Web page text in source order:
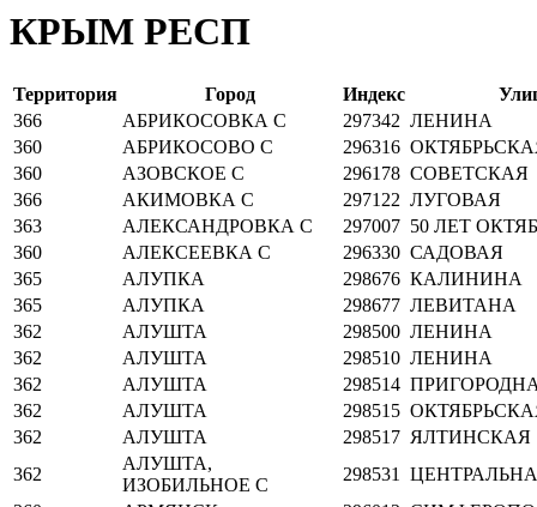
КРЫМ РЕСП
Территория Город Индекс
366
АБРИКОСОВКА С 297342 ЛЕНИНА
360
АБРИКОСОВО С 296316
360
АЗОВСКОЕ С 296178 СОВЕТСКАЯ
366
АКИМОВКА С 297122 ЛУГОВАЯ
363
АЛЕКСАНДРОВКА С 297007 50 ЛЕТ
360
АЛЕКСЕЕВКА С 296330 САДОВАЯ
365
АЛУПКА 298676 КАЛИНИНА
365
АЛУПКА 298677 ЛЕВИТАНА
362
АЛУШТА 298500 ЛЕНИНА
362
АЛУШТА 298510 ЛЕНИНА
362
АЛУШТА 298514
362
АЛУШТА 298515
362
АЛУШТА 298517 ЯЛТИНСКАЯ
362
АЛУШТА,
ИЗОБИЛЬНОЕ С
298531